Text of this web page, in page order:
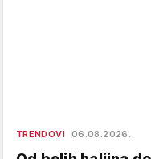
TRENDOVI 06.08.2026.